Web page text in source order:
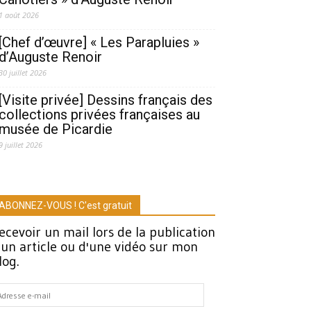
1 août 2026
[Chef d’œuvre] « Les Parapluies »
d’Auguste Renoir
juillet 2026
[Visite privée] Dessins français des
collections privées françaises au
musée de Picardie
juillet 2026
VOUS ! C'est gratuit
un mail lors de la publication
article ou d'une vidéo sur mon